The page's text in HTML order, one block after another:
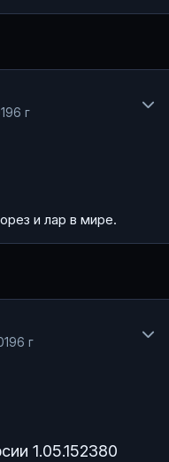
6 г
и лар в мире.
6 г
1.05.152380